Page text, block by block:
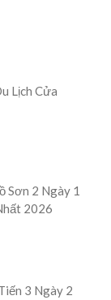
Lịch Cửa
Sơn 2 Ngày 1
2026
3 Ngày 2